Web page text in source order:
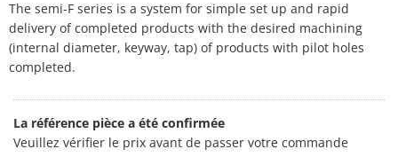
The semi-F series is a system for simple set up and rapid
delivery of completed products with the desired machining
(internal diameter, keyway, tap) of products with pilot holes
completed.
La référence pièce a été confirmée
Veuillez vérifier le prix avant de passer votre commande